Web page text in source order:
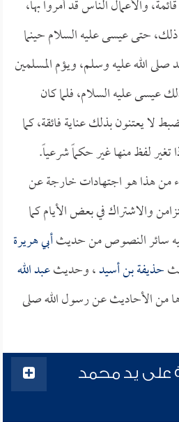
والأعمال الناس قد أمروا بها،
حتى عيسى عليه السلام حينما
صلى الله عليه وسلم، ويؤم المسلمين
عيسى عليه السلام، فلما كان
لا يعتنون بذلك عناية فائقة، كما
تغير لفظ منها غير حكماً شرعياً.
من هذا هو اجتهادات خارجة عن
والاشتراك في بعض الأيام كما
سائر النصوص من حديثأبي هريرة
حذيفة بن أسيد، وحديثعبد الله
من الأحاديث عن رسول الله صلى
على يد محمد